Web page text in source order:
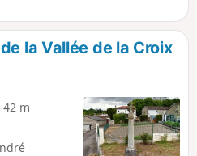
la Vallée de la Croix
-42 m